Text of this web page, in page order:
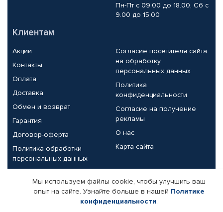
Пн-Пт с 09.00 до 18.00, Сб с
9.00 до 15.00
Клиентам
Акции
Контакты
Оплата
Доставка
Обмен и возврат
Гарантия
Договор-оферта
Политика обработки
персональных данных
Согласие посетителя сайта
на обработку
персональных данных
Политика
конфиденциальности
Согласие на получение
рекламы
О нас
Карта сайта
Партнерам
Корпоративным клиентам
Реквизиты компании
Мы используем файлы cookie, чтобы улучшить ваш
опыт на сайте. Узнайте больше в нашей Политике
конфиденциальности.